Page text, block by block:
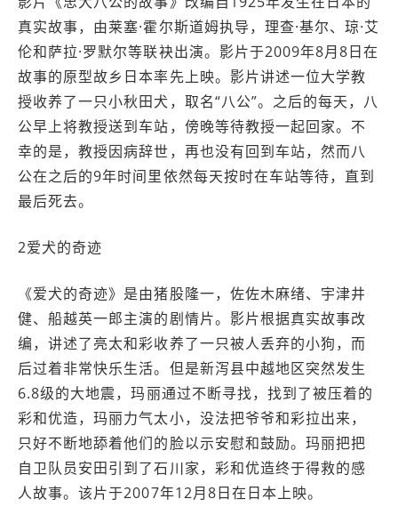
真实故事，由莱塞·霍尔斯道姆执导，理查·基尔、琼·艾
伦和萨拉·罗默尔等联袂出演。影片于2009年8月8日在
故事的原型故乡日本率先上映。影片讲述一位大学教
授收养了一只小秋田犬，取名“八公”。之后的每天，八
公早上将教授送到车站，傍晚等待教授一起回家。不
幸的是，教授因病辞世，再也没有回到车站，然而八
公在之后的9年时间里依然每天按时在车站等待，直到
最后死去。
2爱犬的奇迹
《爱犬的奇迹》是由猪股隆一，佐佐木麻绪、宇津井
健、船越英一郎主演的剧情片。影片根据真实故事改
编，讲述了亮太和彩收养了一只被人丢弃的小狗，而
后过着非常快乐生活。但是新泻县中越地区突然发生
6.8级的大地震，玛丽通过不断寻找，找到了被压着的
彩和优造，玛丽力气太小，没法把爷爷和彩拉出来，
只好不断地舔着他们的脸以示安慰和鼓励。玛丽把把
自卫队员安田引到了石川家，彩和优造终于得救的感
人故事。该片于2007年12月8日在日本上映。